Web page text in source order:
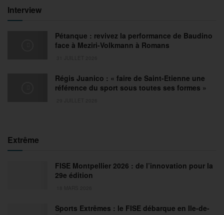
Interview
Pétanque : revivez la performance de Baudino
face à Meziri-Volkmann à Romans
Régis Juanico : « faire de Saint-Etienne une
référence du sport sous toutes ses formes »
Extrême
FISE Montpellier 2026 : de l’innovation pour la
29e édition
Sports Extrêmes : le FISE débarque en Ile-de-